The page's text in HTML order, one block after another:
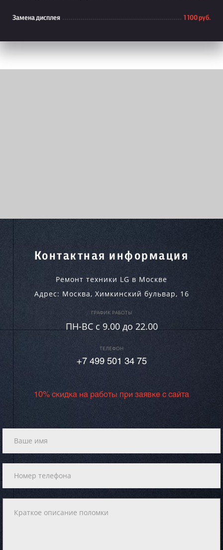
Замена дисплея 1 100 руб.
Контактная информация
Ремонт техники LG в Москве
Адрес: Москва, Химкинский бульвар, 16
ГРАФИК РАБОТЫ
ПН-ВC c 9.00 до 22.00
ТЕЛЕФОН
+7 499 501 34 75
10% скидка на работы при заявке с сайта